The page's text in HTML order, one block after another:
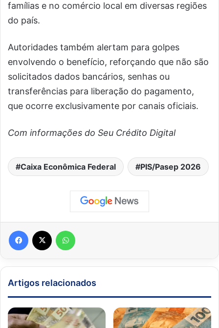
famílias e no comércio local em diversas regiões
do país.
Autoridades também alertam para golpes
envolvendo o benefício, reforçando que não são
solicitados dados bancários, senhas ou
transferências para liberação do pagamento,
que ocorre exclusivamente por canais oficiais.
Com informações do Seu Crédito Digital
Caixa Econômica Federal PIS/Pasep 2026
Facebook
Artigos relacionados